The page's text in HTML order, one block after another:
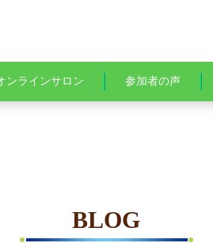
ンラインサロン 参加者の声
BLOG